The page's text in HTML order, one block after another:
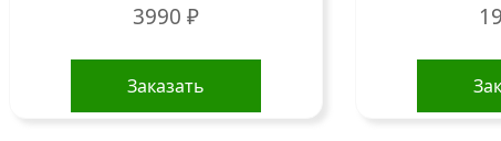
3990 ₽
Заказать